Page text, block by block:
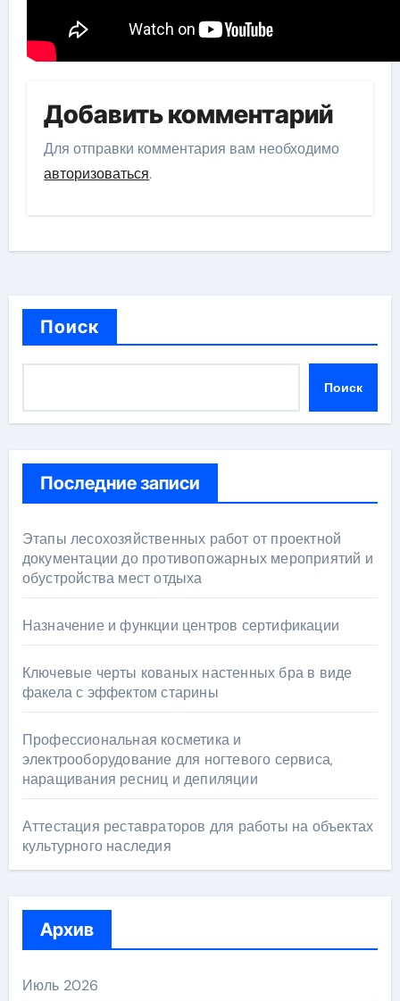
Добавить комментарий
Для отправки комментария вам необходимо
авторизоваться.
Поиск
Поиск
Последние записи
Этапы лесохозяйственных работ от проектной
документации до противопожарных мероприятий и
обустройства мест отдыха
Назначение и функции центров сертификации
Ключевые черты кованых настенных бра в виде
факела с эффектом старины
Профессиональная косметика и
электрооборудование для ногтевого сервиса,
наращивания ресниц и депиляции
Аттестация реставраторов для работы на объектах
культурного наследия
Архив
Июль 2026